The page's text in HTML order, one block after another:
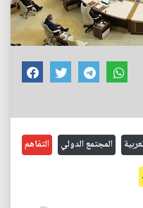
المجتمع الدولي التفاهم